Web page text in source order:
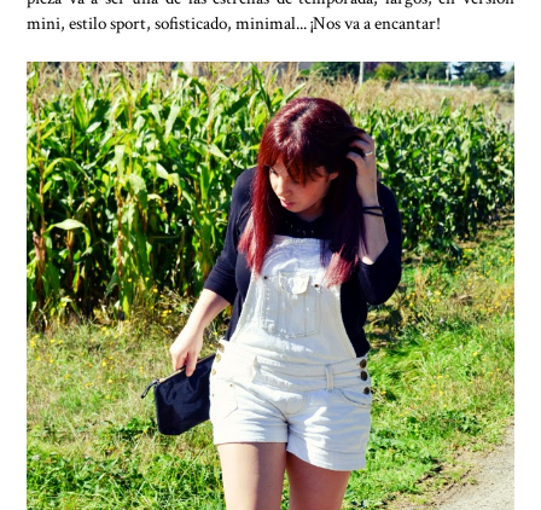
mini, estilo sport, sofisticado, minimal... ¡Nos va a encantar!